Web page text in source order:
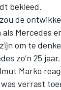
bekleed.
de
Mercedes
om te
zo’n 25
Marko
was verrast